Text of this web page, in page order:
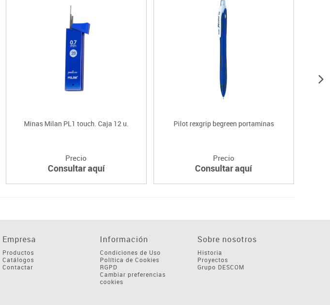
Minas Milan PL1 touch. Caja 12 u.
Precio
Consultar aquí
Pilot rexgrip begreen portaminas
Precio
Consultar aquí
Empresa
Productos
Catálogos
Contactar
Información
Condiciones de Uso
Política de Cookies
RGPD
Cambiar preferencias
cookies
Sobre nosotros
Historia
Proyectos
Grupo DESCOM